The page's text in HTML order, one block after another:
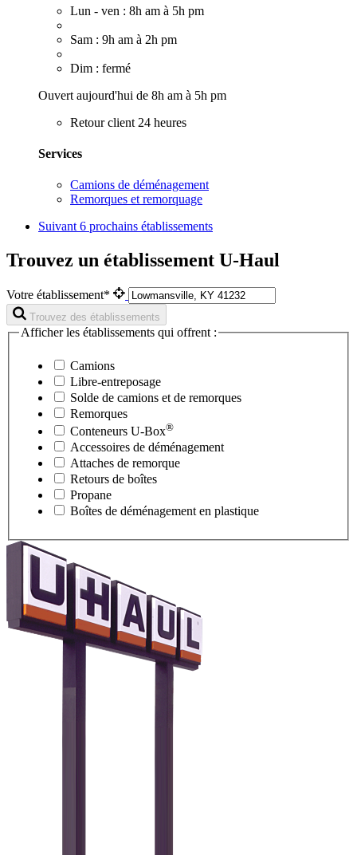
Lun - ven : 8h am à 5h pm
Sam : 9h am à 2h pm
Dim : fermé
Ouvert aujourd'hui de 8h am à 5h pm
Retour client 24 heures
Services
Camions de déménagement
Remorques et remorquage
Suivant 6 prochains établissements
Trouvez un établissement U-Haul
Votre établissement*
Trouvez des établissements
Afficher les établissements qui offrent :
Camions
Libre-entreposage
Solde de camions et de remorques
Remorques
Conteneurs U-Box®
Accessoires de déménagement
Attaches de remorque
Retours de boîtes
Propane
Boîtes de déménagement en plastique